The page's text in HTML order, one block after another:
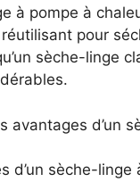
à pompe à
réutilisant pour
sèche-linge
avantages d’un
d’un sèche-